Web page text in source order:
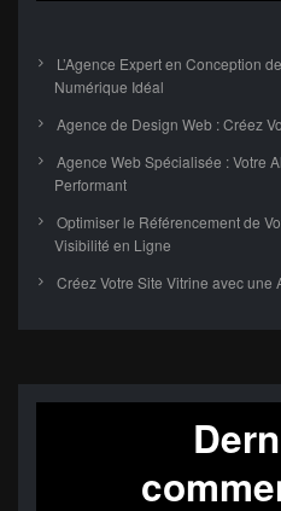
L’Agence Expert en Conception
Numérique Idéal
Agence de Design Web : Créez
Agence Web Spécialisée : Votre
Performant
Optimiser le Référencement de
Visibilité en Ligne
Créez Votre Site Vitrine avec une